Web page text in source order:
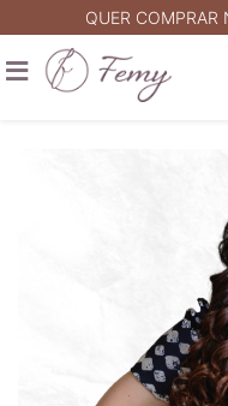
QUER COMPRAR